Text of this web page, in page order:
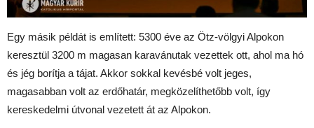
Egy másik példát is említett: 5300 éve az Ötz-völgyi Alpokon
keresztül 3200 m magasan karavánutak vezettek ott, ahol ma hó
és jég borítja a tájat. Akkor sokkal kevésbé volt jeges,
magasabban volt az erdőhatár, megközelíthetőbb volt, így
kereskedelmi útvonal vezetett át az Alpokon.